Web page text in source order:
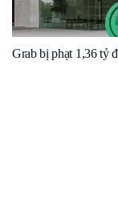
Grab bị phạt 1,36 tỷ